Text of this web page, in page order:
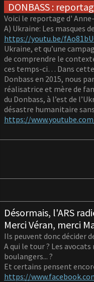
DONBASS :
Voici le reportage d'
A) Ukraine: Les masques
https://youtu.be/
Ukraine, et qu’une
de comprendre le
ces temps-ci… Dans
Donbass en 2015, nous
réalisatrice et mère de
du Donbass, à l’est de
désastre humanitaire
https://
Désormais, l'ARS
Merci Véran, merci
Ils peuvent donc décider
A qui le tour ? Les
boulangers... ?
Et certains pensent
https://